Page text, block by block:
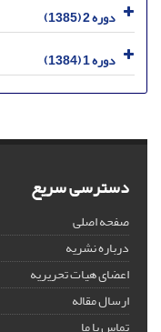
دوره 2 (1385)
دوره 1 (1384)
دسترسی سریع
صفحه اصلی
درباره نشریه
اعضای هیات تحریریه
ارسال مقاله